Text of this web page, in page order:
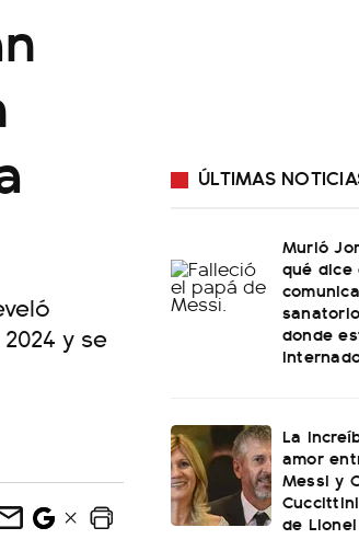
y se
ÚLTIMAS
Murió
qué dice
donde
La
amor
Messi y
de